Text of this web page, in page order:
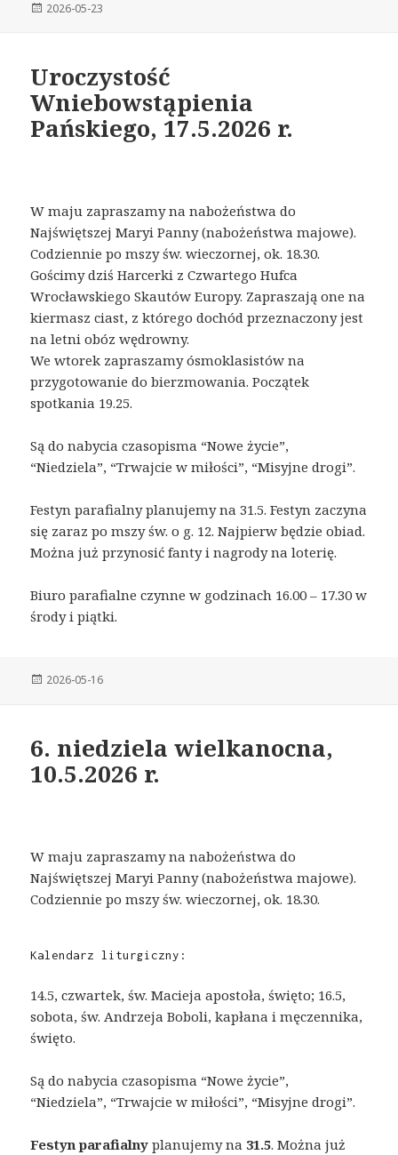
Posted
2026-05-23
Uroczystość
Wniebowstąpienia
Pańskiego, 17.5.2026 r.
W maju zapraszamy na nabożeństwa do
Najświętszej Maryi Panny (nabożeństwa majowe).
Codziennie po mszy św. wieczornej, ok. 18.30.
Gościmy dziś Harcerki z Czwartego Hufca
Wrocławskiego Skautów Europy. Zapraszają one na
kiermasz ciast, z którego dochód przeznaczony jest
na letni obóz wędrowny.
We wtorek zapraszamy ósmoklasistów na
przygotowanie do bierzmowania. Początek
spotkania 19.25.
Są do nabycia czasopisma “Nowe życie”,
“Niedziela”, “Trwajcie w miłości”, “Misyjne drogi”.
Festyn parafialny planujemy na 31.5. Festyn zaczyna
się zaraz po mszy św. o g. 12. Najpierw będzie obiad.
Można już przynosić fanty i nagrody na loterię.
Biuro parafialne czynne w godzinach 16.00 – 17.30 w
środy i piątki.
Posted
2026-05-16
6. niedziela wielkanocna,
10.5.2026 r.
W maju zapraszamy na nabożeństwa do
Najświętszej Maryi Panny (nabożeństwa majowe).
Codziennie po mszy św. wieczornej, ok. 18.30.
Kalendarz liturgiczny:
14.5, czwartek, św. Macieja apostoła, święto; 16.5,
sobota, św. Andrzeja Boboli, kapłana i męczennika,
święto.
Są do nabycia czasopisma “Nowe życie”,
“Niedziela”, “Trwajcie w miłości”, “Misyjne drogi”.
Festyn parafialny planujemy na 31.5. Można już